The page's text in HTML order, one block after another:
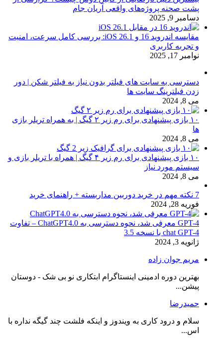
پشت صحنه پروژه‌های واقعی آریان جام
دسامبر 9, 2025
مقایسه اندروید 16 و iOS 26.1: بررسی کامل سرعت، امنیت
و تجربه کاربری
نوامبر 17, 2025
دسترسی به سایت های فیلتر بدون نیاز به فیلتر شکن | دور
زدن فیلترینگ سایت ها
می 8, 2024
۱۰ بازی پیشنهادی برای رم زیر ۲ گیگ | به همراه تریلر بازی
ها
می 8, 2024
۱۰ بازی پیشنهادی برای رم زیر ۴ گیگ | همراه با تریلر بازی و
سیستم مورد نیاز
می 8, 2024
7 نکته مهم در خرید دوربین مداربسته + راهنمای خرید
فوریه 28, 2024
GPT-4 معرفی شد، نحوه دسترسی به ChatGPT4.0 – تفاوت
chat GPT-4 با نسخه 3.5
ژانویه 3, 2024
مریم جوان زاده
بهترین دوره ادمینی اینستاگرام ابتکاری نو بی شک - دوستان
پیشن...
حمیدرضا
سلام و درود کاری به ویندوز و اینکه فلشت چند گیگه نداره با
اس...